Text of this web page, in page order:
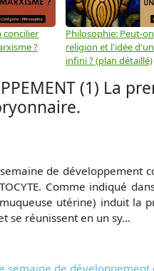
concilier
?
Philosophie: Peut-
religion et l'idée
infini ? (plan détaillé)
(1) La
semaine de
Comme indiqué
utérine) induit la
se réunissent en un sy...
semaine de